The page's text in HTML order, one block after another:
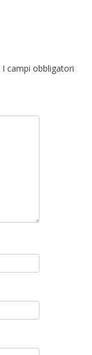
I campi obbligatori